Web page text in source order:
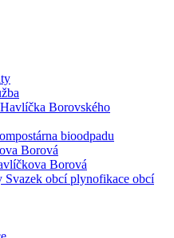
Borovského
bioodpadu
Borová
Borová
Svazek obcí plynofikace obcí